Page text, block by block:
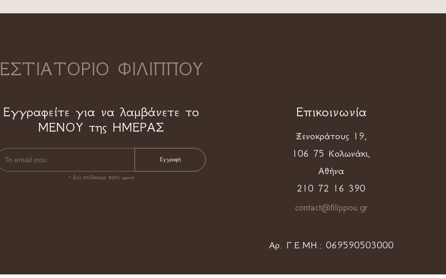
ΕΣΤΙΑΤΟΡΙΟ ΦΙΛΙΠΠΟΥ
Εγγραφείτε για να λαμβάνετε το
ΜΕΝΟΥ της ΗΜΕΡΑΣ
* Δεν στέλνουμε ποτέ spam!
Επικοινωνία
Ξενοκράτους 19,
106 75 Κολωνάκι,
Αθήνα
210 72 16 390
contact@filippou.gr
Αρ. Γ.Ε.ΜΗ.: 069590503000